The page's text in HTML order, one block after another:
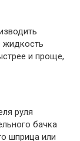
жидкость
и проще,
руля
бачка
шприца или